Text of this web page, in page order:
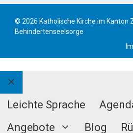
© 2026 Katholische Kirche im Kanton
Behindertenseelsorge
Schliessen
Leichte Sprache
Angebote
Blog